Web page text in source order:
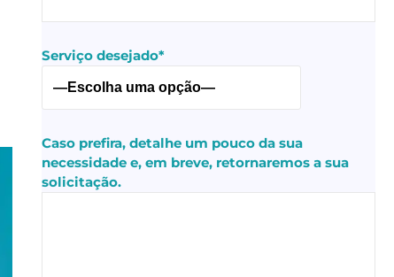
Serviço desejado*
Caso prefira, detalhe um pouco da sua
necessidade e, em breve, retornaremos a sua
solicitação.